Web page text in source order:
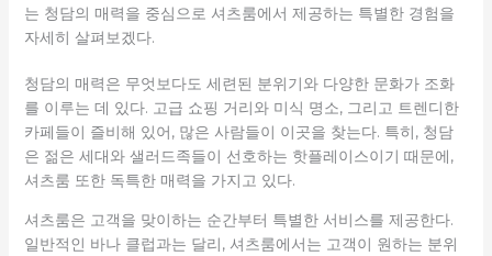
는 청담의 매력을 중심으로 셔츠룸에서 제공하는 특별한 경험을
자세히 살펴보겠다.
청담의 매력은 무엇보다도 세련된 분위기와 다양한 문화가 조화
를 이루는 데 있다. 고급 쇼핑 거리와 미식 명소, 그리고 트렌디한
카페들이 즐비해 있어, 많은 사람들이 이곳을 찾는다. 특히, 청담
은 젊은 세대와 샐러드족들이 선호하는 핫플레이스이기 때문에,
셔츠룸 또한 독특한 매력을 가지고 있다.
셔츠룸은 고객을 맞이하는 순간부터 특별한 서비스를 제공한다.
일반적인 바나 클럽과는 달리, 셔츠룸에서는 고객이 원하는 분위